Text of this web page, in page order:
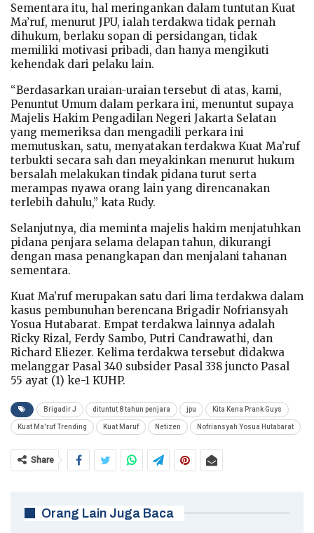
Sementara itu, hal meringankan dalam tuntutan Kuat
Ma’ruf, menurut JPU, ialah terdakwa tidak pernah
dihukum, berlaku sopan di persidangan, tidak
memiliki motivasi pribadi, dan hanya mengikuti
kehendak dari pelaku lain.
“Berdasarkan uraian-uraian tersebut di atas, kami,
Penuntut Umum dalam perkara ini, menuntut supaya
Majelis Hakim Pengadilan Negeri Jakarta Selatan
yang memeriksa dan mengadili perkara ini
memutuskan, satu, menyatakan terdakwa Kuat Ma’ruf
terbukti secara sah dan meyakinkan menurut hukum
bersalah melakukan tindak pidana turut serta
merampas nyawa orang lain yang direncanakan
terlebih dahulu,” kata Rudy.
Selanjutnya, dia meminta majelis hakim menjatuhkan
pidana penjara selama delapan tahun, dikurangi
dengan masa penangkapan dan menjalani tahanan
sementara.
Kuat Ma’ruf merupakan satu dari lima terdakwa dalam
kasus pembunuhan berencana Brigadir Nofriansyah
Yosua Hutabarat. Empat terdakwa lainnya adalah
Ricky Rizal, Ferdy Sambo, Putri Candrawathi, dan
Richard Eliezer. Kelima terdakwa tersebut didakwa
melanggar Pasal 340 subsider Pasal 338 juncto Pasal
55 ayat (1) ke-1 KUHP.
Brigadir J dituntut 8 tahun penjara jpu Kita Kena Prank Guys
Kuat Ma'ruf Trending Kuat Maruf Netizen Nofriansyah Yosua Hutabarat
Share
Orang Lain Juga Baca